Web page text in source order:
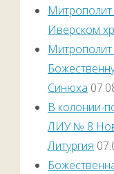
Иверском
Синюха
В колонии-
ЛИУ № 8
Литургия